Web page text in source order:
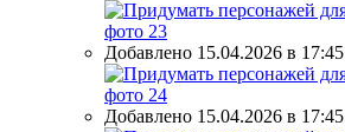
Добавлено 15.04.2026 в 17:45
Добавлено 15.04.2026 в 17:45